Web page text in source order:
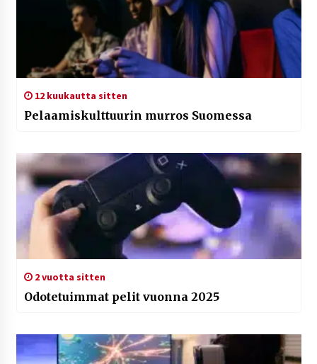
12 kuukautta sitten
Pelaamiskulttuurin murros Suomessa
2 vuotta sitten
Odotetuimmat pelit vuonna 2025